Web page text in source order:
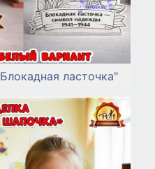
ласточка"